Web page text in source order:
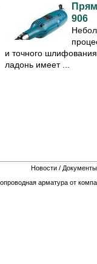
906
и точного
ладонь имеет ...
Новости / Документы
арматура от